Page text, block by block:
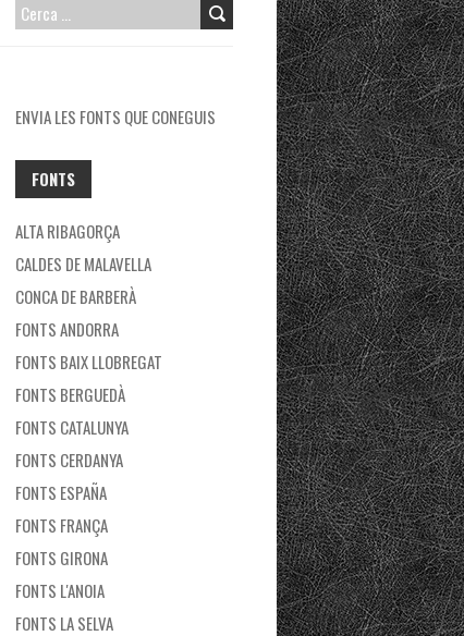
CERCA:
ENVIA LES FONTS QUE CONEGUIS
FONTS
ALTA RIBAGORÇA
CALDES DE MALAVELLA
CONCA DE BARBERÀ
FONTS ANDORRA
FONTS BAIX LLOBREGAT
FONTS BERGUEDÀ
FONTS CATALUNYA
FONTS CERDANYA
FONTS ESPAÑA
FONTS FRANÇA
FONTS GIRONA
FONTS L'ANOIA
FONTS LA SELVA